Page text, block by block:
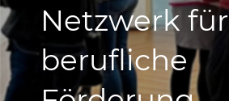
Netzwerk für
berufliche